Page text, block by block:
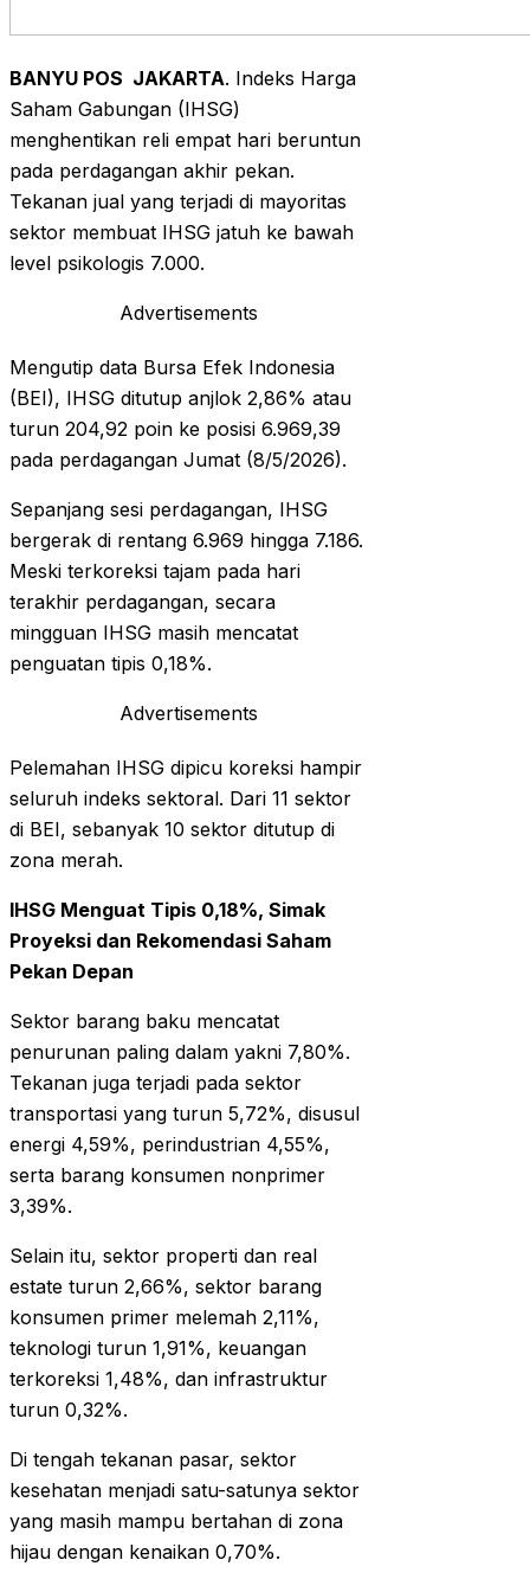
BANYU POS JAKARTA. Indeks Harga
Saham Gabungan (IHSG)
menghentikan reli empat hari beruntun
pada perdagangan akhir pekan.
Tekanan jual yang terjadi di mayoritas
sektor membuat IHSG jatuh ke bawah
level psikologis 7.000.
Advertisements
Mengutip data Bursa Efek Indonesia
(BEI), IHSG ditutup anjlok 2,86% atau
turun 204,92 poin ke posisi 6.969,39
pada perdagangan Jumat (8/5/2026).
Sepanjang sesi perdagangan, IHSG
bergerak di rentang 6.969 hingga 7.186.
Meski terkoreksi tajam pada hari
terakhir perdagangan, secara
mingguan IHSG masih mencatat
penguatan tipis 0,18%.
Advertisements
Pelemahan IHSG dipicu koreksi hampir
seluruh indeks sektoral. Dari 11 sektor
di BEI, sebanyak 10 sektor ditutup di
zona merah.
IHSG Menguat Tipis 0,18%, Simak
Proyeksi dan Rekomendasi Saham
Pekan Depan
Sektor barang baku mencatat
penurunan paling dalam yakni 7,80%.
Tekanan juga terjadi pada sektor
transportasi yang turun 5,72%, disusul
energi 4,59%, perindustrian 4,55%,
serta barang konsumen nonprimer
3,39%.
Selain itu, sektor properti dan real
estate turun 2,66%, sektor barang
konsumen primer melemah 2,11%,
teknologi turun 1,91%, keuangan
terkoreksi 1,48%, dan infrastruktur
turun 0,32%.
Di tengah tekanan pasar, sektor
kesehatan menjadi satu-satunya sektor
yang masih mampu bertahan di zona
hijau dengan kenaikan 0,70%.